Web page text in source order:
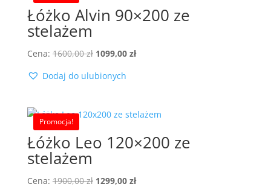
Łóżko Alvin 90×200 ze
stelażem
Cena: 1600,00zł Pierwotna
wynosiła:
1099,00 złAktualna
Dodaj do ulubionych
Promocja!
Łóżko Leo 120×200 ze
stelażem
Cena: 1900,00zł Pierwotna
1299,00 złAktualna